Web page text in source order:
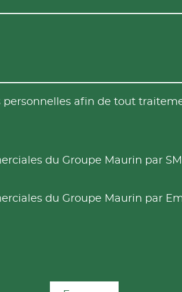
personnelles afin de tout
du Groupe Maurin par
du Groupe Maurin par